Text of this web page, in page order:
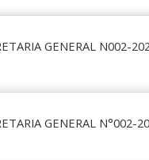
GENERAL N002-
GENERAL N°002-